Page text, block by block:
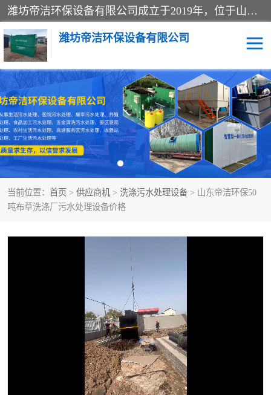
潍坊帝洁环保设备有限公司成立于2019年，位于山东省潍坊市潍城经济开发区；公司专注于环境保护专用设备及配件的研发、生产、安装与销售，同时涉及医用消毒设备、机电设备和仪器仪表的销售。此外，公司提供环保工程施工、环保技术研发与转让、技术服务以及环境工程专项设计服务，致力于为客户提供全面的环保解决方案，助力绿色可持续发展。
潍坊帝洁环保设备有限公司
当前位置： 首页 > 供应商机 > 洗涤污水处理设备 > 山东帝洁环保50
吨布草洗涤厂污水处理设备价格
一体化提升泵站 屠宰肉食品加工污水处理
设备
一体化生活污水处理设备 学校污水处理设备
医院污水处理设备 喷涂废水油墨废水
玻璃钢一体化污水处理设 水性涂料加工污水处理设
平流式溶气气浮机 风景区旅游景点污水处理
设备
高速服务区收费站污水处 微动力生化污水处理设备
海鲜加工污水处理设备 蒸发器设备价格